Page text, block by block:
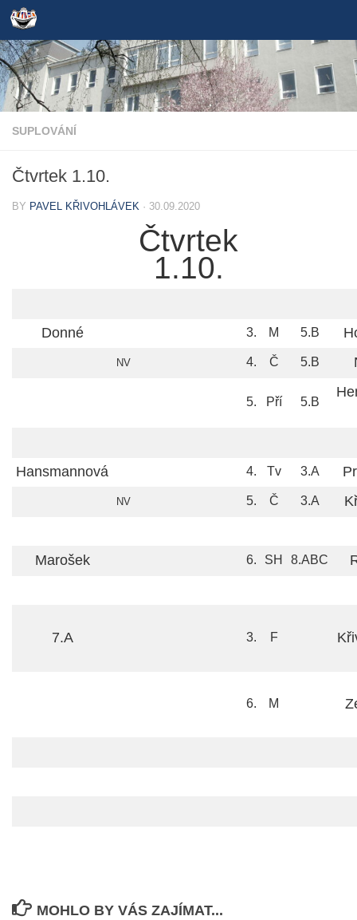
Skip to content
SUPLOVÁNÍ
Čtvrtek 1.10.
BY PAVEL KŘIVOHLÁVEK · 30.09.2020
Čtvrtek
1.10.
Donné 3. M 5.B
NV 4. Č 5.B
5. Pří 5.B
Hansmannová 4. Tv 3.A
NV 5. Č 3.A
Marošek 6. SH 8.ABC
7.A 3. F
6. M
MOHLO BY VÁS ZAJÍMAT...